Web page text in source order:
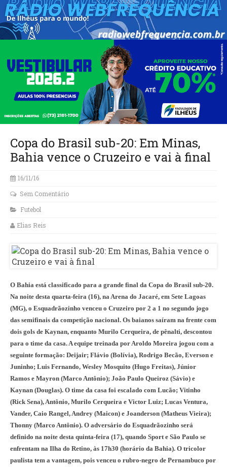
Copa do Brasil sub-20: Em Minas,
Bahia vence o Cruzeiro e vai à final
16/11/16
Sem Comentário
Futebol
Elias Reis
O Bahia está classificado para a grande final da Copa do Brasil sub-20.
Na noite desta quarta-feira (16), na Arena do Jacaré, em Sete Lagoas
(MG), o Esquadrãozinho venceu o Cruzeiro por 2 a 1 no segundo jogo
das semifinais da competição nacional. Os baianos saíram na frente com
dois gols de Kaynan, enquanto Murilo Cerqueira, de pênalti, descontou
para o time da casa. A equipe treinada por Aroldo Moreira jogou com a
seguinte formação: Deijair; Flávio (Bolívia), Rodrigo Becão, Everson e
Juninho; Luis Fernando, Wesley Mosquito (Hugo Freitas), Júnior
Ramos e Mayron (Marco Antônio); João Paulo Queiroz (Sávio) e
Kaynan (Douglas). O time da casa foi escalado com Lucão; Vitinho
(Rick Sena), Antônio, Murilo Cerqueira e Victor Luiz; Lucas Ventura,
Vander, Caio Rangel, Andrey (Maicon) e Joanderson (Matheus Vieira);
Thonny (Marco Antônio). O adversário do Esquadrãozinho será
definido na noite desta quinta-feira (17), quando Sport e São Paulo se
enfrentam na Ilha do Retino, às 17h30 (horário da Bahia). O tricolor
paulista tem a vantagem, pois venceu o rubro-negro de Pernambuco por